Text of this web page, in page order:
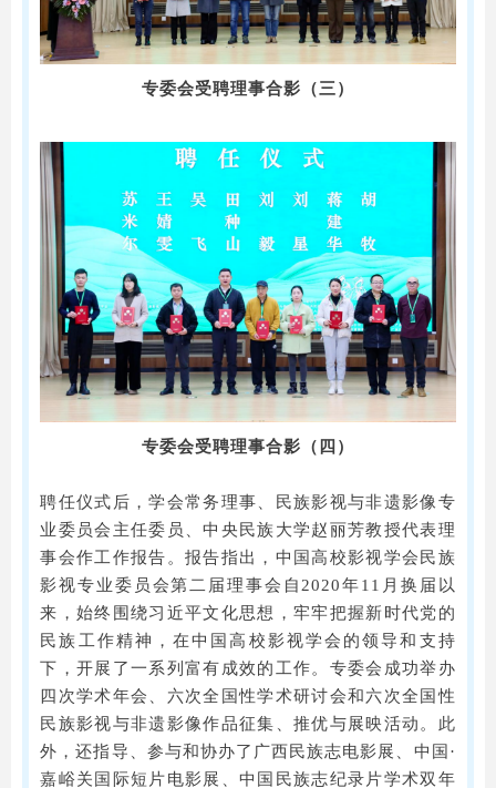
专委会受聘理事合影（三）
专委会受聘理事合影（四）
聘任仪式后，学会常务理事、民族影视与非遗影像专
业委员会主任委员、中央民族大学赵丽芳教授代表理
事会作工作报告。报告指出，中国高校影视学会民族
影视专业委员会第二届理事会自2020年11月换届以
来，始终围绕习近平文化思想，牢牢把握新时代党的
民族工作精神，在中国高校影视学会的领导和支持
下，开展了一系列富有成效的工作。专委会成功举办
四次学术年会、六次全国性学术研讨会和六次全国性
民族影视与非遗影像作品征集、推优与展映活动。此
外，还指导、参与和协办了广西民族志电影展、中国·
嘉峪关国际短片电影展、中国民族志纪录片学术双年